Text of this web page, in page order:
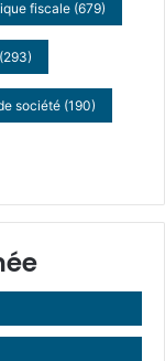
fiscale (679)
(293)
société (190)